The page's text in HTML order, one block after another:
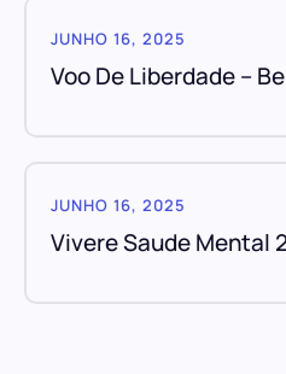
JUNHO 16, 2025
Voo De Liberdade –
JUNHO 16, 2025
Vivere Saude Mental